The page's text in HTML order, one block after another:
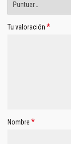
Tu valoración *
Nombre *